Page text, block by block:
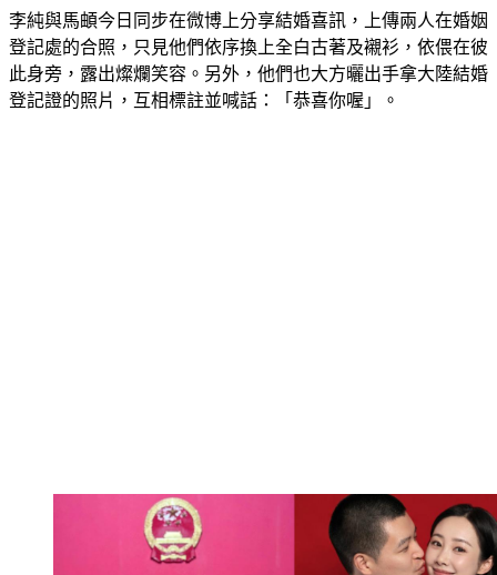
登記處的合照，只見他們依序換上全白古著及襯衫，依偎在彼
此身旁，露出燦爛笑容。另外，他們也大方曬出手拿大陸結婚
登記證的照片，互相標註並喊話：「恭喜你喔」。